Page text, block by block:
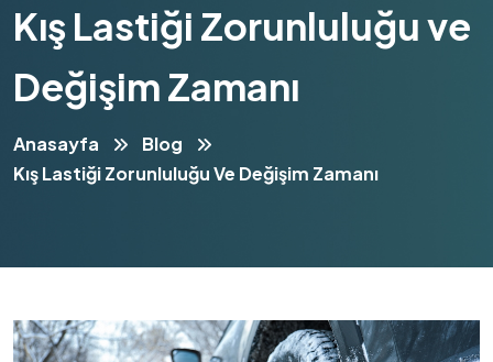
Kış Lastiği Zorunluluğu ve
Değişim Zamanı
Anasayfa
Blog
Kış Lastiği Zorunluluğu Ve Değişim Zamanı